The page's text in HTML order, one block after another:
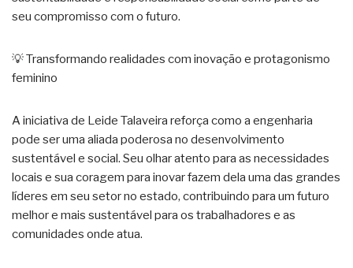
seu compromisso com o futuro.
💡 Transformando realidades com inovação e protagonismo
feminino
A iniciativa de Leide Talaveira reforça como a engenharia
pode ser uma aliada poderosa no desenvolvimento
sustentável e social. Seu olhar atento para as necessidades
locais e sua coragem para inovar fazem dela uma das grandes
líderes em seu setor no estado, contribuindo para um futuro
melhor e mais sustentável para os trabalhadores e as
comunidades onde atua.